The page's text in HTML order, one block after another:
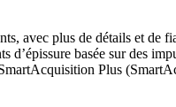
avec plus de détails et de
d’épissure basée sur des
Plus